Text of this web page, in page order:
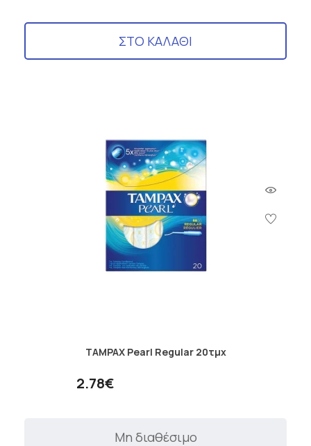
ΣΤΟ ΚΑΛΑΘΙ
TAMPAX Pearl Regular 20τμχ
2.78€
Μη διαθέσιμο